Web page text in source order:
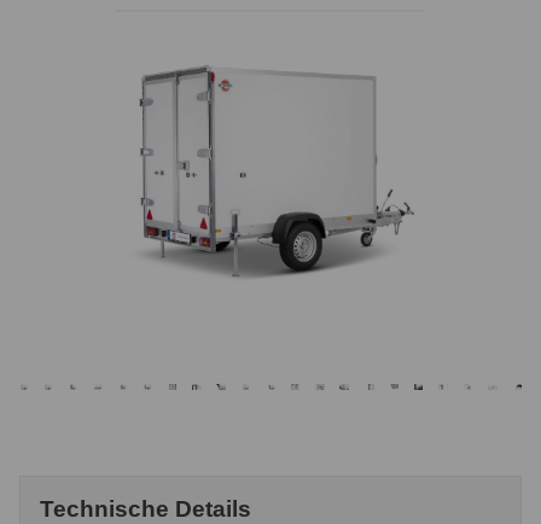
Technische Details